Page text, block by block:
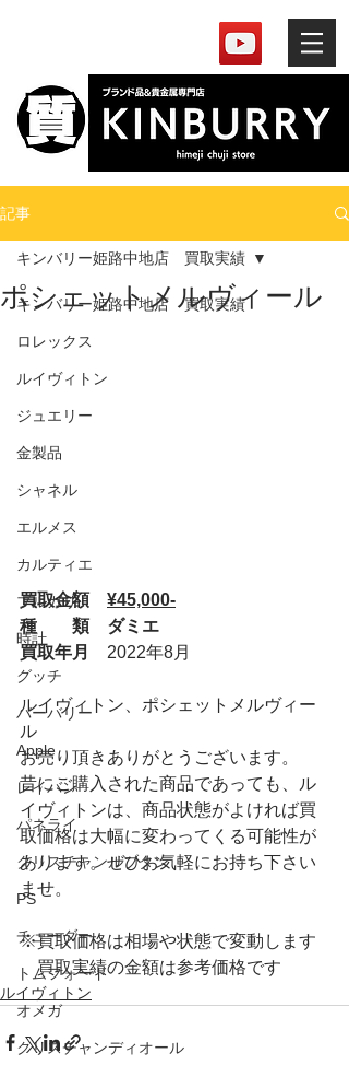
記事
キンバリー姫路中地店 買取実績
ロレックス
ルイヴィトン
ジュエリー
金製品
シャネル
エルメス
カルティエ
ブルガリ
時計
グッチ
バーバリー
Apple
レイバン
パネライ
クリスチャンルブタン
PS
チューダー
トムフォード
オメガ
クリスチャンディオール
キンバリー姫路中地店 買取実績
ポシェットメルヴィール
買取金額 ¥45,000-
種　　類　ダミエ
買取年月 2022年8月
ルイヴィトン、ポシェットメルヴィー
ル
お売り頂きありがとうございます。
昔にご購入された商品であっても、ル
イヴィトンは、商品状態がよければ買
取価格は大幅に変わってくる可能性が
あります。ぜひお気軽にお持ち下さい
ませ。
※買取価格は相場や状態で変動します
買取実績の金額は参考価格です
ルイヴィトン